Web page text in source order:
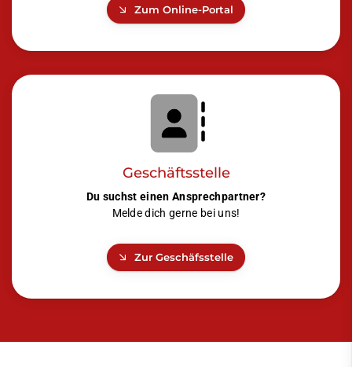
Zum Online-Portal
Geschäftsstelle
Du suchst einen Ansprechpartner?
Melde dich gerne bei uns!
Zur Geschäfsstelle